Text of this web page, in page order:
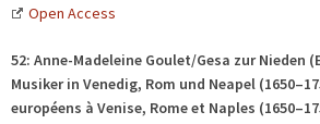
Open Access
52: Anne-Madeleine Goulet/Gesa zur Nieden
Musiker in Venedig, Rom und Neapel
européens à Venise, Rome et Naples